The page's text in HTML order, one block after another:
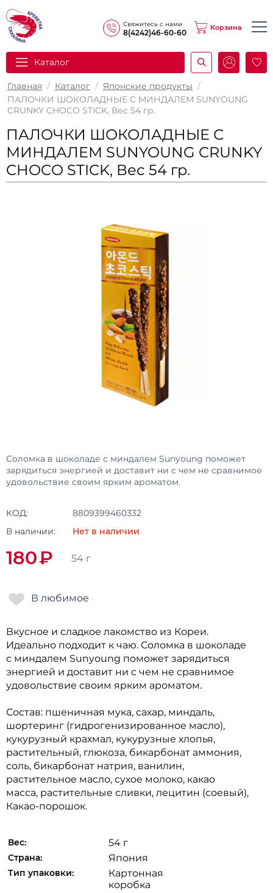
Свяжитесь с нами
8(4242)46-60-60
Корзина
Каталог
Главная / Каталог / Японские продукты /
ПАЛОЧКИ ШОКОЛАДНЫЕ С МИНДАЛЕМ SUNYOUNG
CRUNKY CHOCO STICK, Вес 54 гр.
ПАЛОЧКИ ШОКОЛАДНЫЕ С
МИНДАЛЕМ SUNYOUNG CRUNKY
CHOCO STICK, Вес 54 гр.
Соломка в шоколаде с миндалем Sunyoung поможет
зарядиться энергией и доставит ни с чем не сравнимое
удовольствие своим ярким ароматом.
КОД:
8809399460332
В наличии:
Нет в наличии
180₽ 54 г
Вкусное и сладкое лакомство из Кореи.
Идеально подходит к чаю. Соломка в шоколаде
с миндалем Sunyoung поможет зарядиться
энергией и доставит ни с чем не сравнимое
удовольствие своим ярким ароматом.
Состав: пшеничная мука, сахар, миндаль,
шортеринг (гидрогенизированное масло),
кукурузный крахмал, кукурузные хлопья,
растительный, глюкоза, бикарбонат аммония,
соль, бикарбонат натрия, ванилин,
растительное масло, сухое молоко, какао
масса, растительные сливки, лецитин (соевый),
Какао-порошок.
Вес: 54 г
Страна: Япония
Тип упаковки:
Картонная
коробка